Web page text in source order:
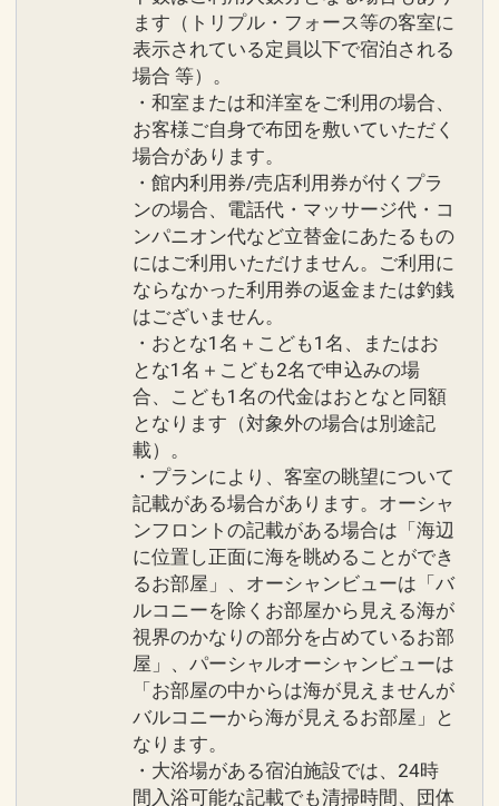
ます（トリプル・フォース等の客室に
表示されている定員以下で宿泊される
場合 等）。
・和室または和洋室をご利用の場合、
お客様ご自身で布団を敷いていただく
場合があります。
・館内利用券/売店利用券が付くプラ
ンの場合、電話代・マッサージ代・コ
ンパニオン代など立替金にあたるもの
にはご利用いただけません。ご利用に
ならなかった利用券の返金または釣銭
はございません。
・おとな1名＋こども1名、またはお
とな1名＋こども2名で申込みの場
合、こども1名の代金はおとなと同額
となります（対象外の場合は別途記
載）。
・プランにより、客室の眺望について
記載がある場合があります。オーシャ
ンフロントの記載がある場合は「海辺
に位置し正面に海を眺めることができ
るお部屋」、オーシャンビューは「バ
ルコニーを除くお部屋から見える海が
視界のかなりの部分を占めているお部
屋」、パーシャルオーシャンビューは
「お部屋の中からは海が見えませんが
バルコニーから海が見えるお部屋」と
なります。
・大浴場がある宿泊施設では、24時
間入浴可能な記載でも清掃時間、団体